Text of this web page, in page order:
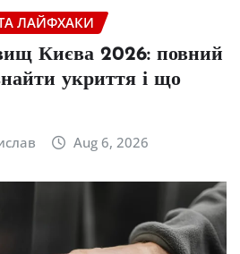
ЛАЙФХАКИ
Києва 2026: повний
укриття і що
Aug 6, 2026